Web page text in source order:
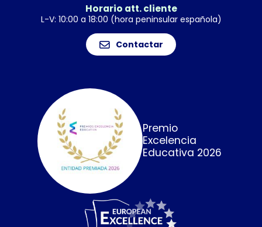
Horario att. cliente
L-V: 10:00 a 18:00 (hora peninsular española)
Contactar
Premio
Excelencia
Educativa 2026